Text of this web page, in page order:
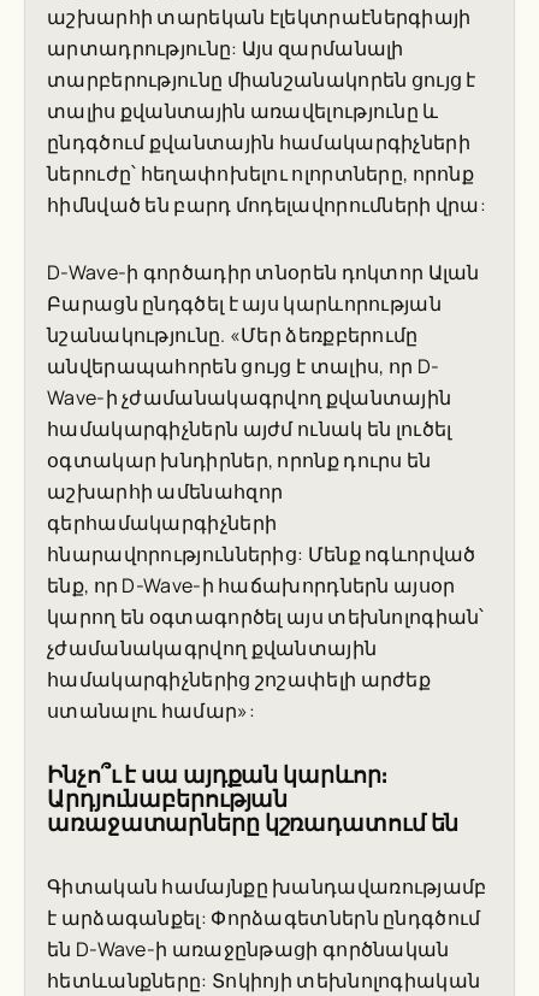
աշխարհի տարեկան էլեկտրաէներգիայի
արտադրությունը: Այս զարմանալի
տարբերությունը միանշանակորեն ցույց է
տալիս քվանտային առավելությունը և
ընդգծում քվանտային համակարգիչների
ներուժը՝ հեղափոխելու ոլորտները, որոնք
հիմնված են բարդ մոդելավորումների վրա:
D-Wave-ի գործադիր տնօրեն դոկտոր Ալան
Բարացն ընդգծել է այս կարևորության
նշանակությունը. «Մեր ձեռքբերումը
անվերապահորեն ցույց է տալիս, որ D-
Wave-ի չժամանակագրվող քվանտային
համակարգիչներն այժմ ունակ են լուծել
օգտակար խնդիրներ, որոնք դուրս են
աշխարհի ամենահզոր
գերհամակարգիչների
հնարավորություններից: Մենք ոգևորված
ենք, որ D-Wave-ի հաճախորդներն այսօր
կարող են օգտագործել այս տեխնոլոգիան՝
չժամանակագրվող քվանտային
համակարգիչներից շոշափելի արժեք
ստանալու համար»:
Ինչո՞ւ է սա այդքան կարևոր։
Արդյունաբերության
առաջատարները կշռադատում են
Գիտական համայնքը խանդավառությամբ
է արձագանքել: Փորձագետներն ընդգծում
են D-Wave-ի առաջընթացի գործնական
հետևանքները: Տոկիոյի տեխնոլոգիական